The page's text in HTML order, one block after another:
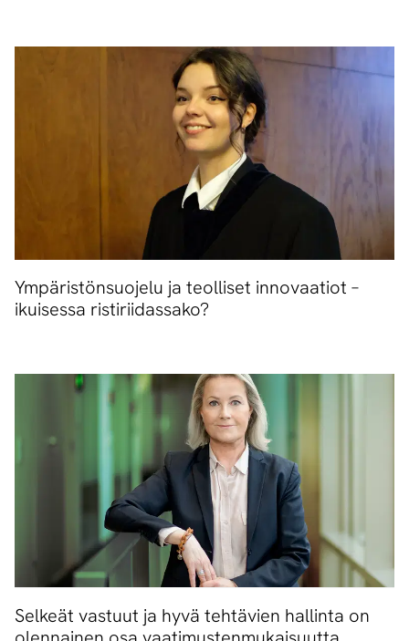
Ympäristönsuojelu ja teolliset innovaatiot –
ikuisessa ristiriidassako?
Selkeät vastuut ja hyvä tehtävien hallinta on